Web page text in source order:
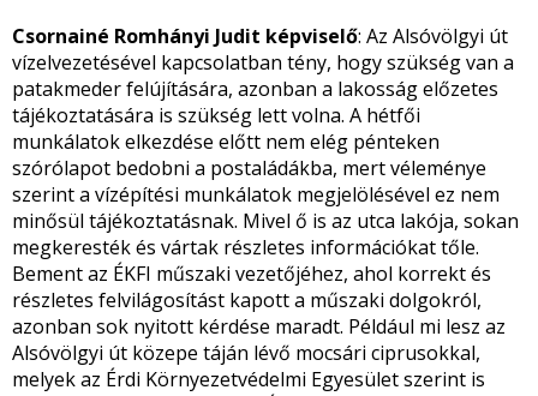
Csornainé Romhányi Judit képviselő: Az Alsóvölgyi út
vízelvezetésével kapcsolatban tény, hogy szükség van a
patakmeder felújítására, azonban a lakosság előzetes
tájékoztatására is szükség lett volna. A hétfői
munkálatok elkezdése előtt nem elég pénteken
szórólapot bedobni a postaládákba, mert véleménye
szerint a vízépítési munkálatok megjelölésével ez nem
minősül tájékoztatásnak. Mivel ő is az utca lakója, sokan
megkeresték és vártak részletes információkat tőle.
Bement az ÉKFI műszaki vezetőjéhez, ahol korrekt és
részletes felvilágosítást kapott a műszaki dolgokról,
azonban sok nyitott kérdése maradt. Például mi lesz az
Alsóvölgyi út közepe táján lévő mocsári ciprusokkal,
melyek az Érdi Környezetvédelmi Egyesület szerint is